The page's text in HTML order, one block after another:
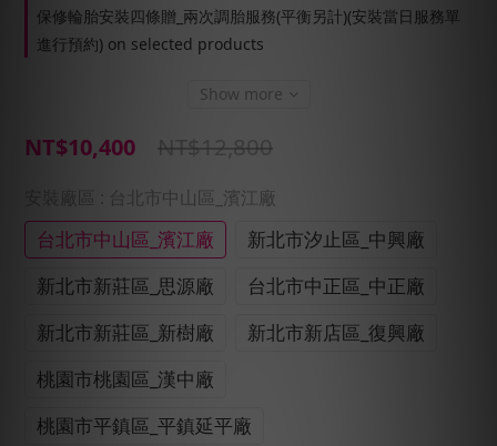
保修輪胎安裝四條贈_兩次調胎服務(平衡另計)(安裝當日服務單
進行預約) on selected products
Show more
NT$10,400 NT$12,800
: 台北市中山區_濱江廠
台北市中山區_濱江廠
新北市汐止區_中興廠
新北市新莊區_思源廠
台北市中正區_中正廠
新北市新莊區_新樹廠
新北市新店區_復興廠
桃園市桃園區_漢中廠
桃園市平鎮區_平鎮延平廠